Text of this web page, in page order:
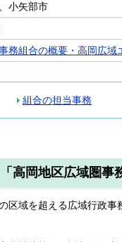
小矢部市
務組合の概要・高岡広
組合の担当事務
高岡地区広域圏事
区域を超える広域行政